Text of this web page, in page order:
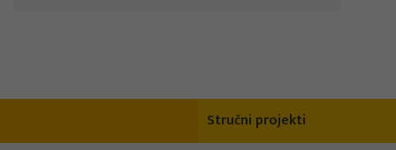
Stručni projekti